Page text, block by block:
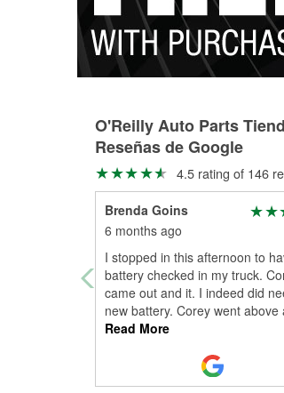
O'Reilly Auto Parts
Reseñas de Google
4.5 rating of 146
Brenda Goins
6 months ago
I stopped in this afternoon to
battery checked in my truck.
came out and it. I indeed did
new battery. Corey went above
Read More